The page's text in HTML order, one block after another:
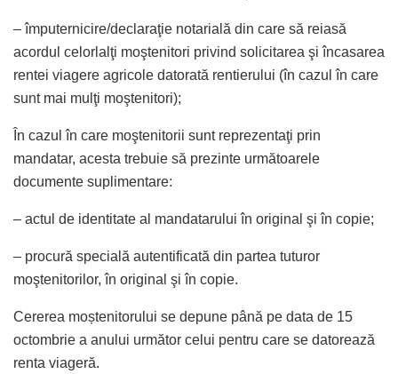
– împuternicire/declaraţie notarială din care să reiasă
acordul celorlalţi moştenitori privind solicitarea şi încasarea
rentei viagere agricole datorată rentierului (în cazul în care
sunt mai mulţi moştenitori);
În cazul în care moştenitorii sunt reprezentaţi prin
mandatar, acesta trebuie să prezinte următoarele
documente suplimentare:
– actul de identitate al mandatarului în original şi în copie;
– procură specială autentificată din partea tuturor
moştenitorilor, în original şi în copie.
Cererea moștenitorului se depune până pe data de 15
octombrie a anului următor celui pentru care se datorează
renta viageră.